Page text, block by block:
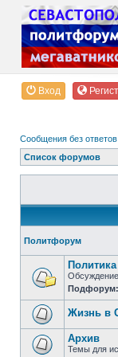
Вход
Сообщения без ответов
Список форумов
Политфорум
Политика
Подфорум:
Жизнь в
Архив
Темы для